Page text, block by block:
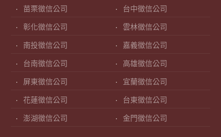
苗栗徵信公司 台中徵信公司
彰化徵信公司 雲林徵信公司
南投徵信公司 嘉義徵信公司
台南徵信公司 高雄徵信公司
屏東徵信公司 宜蘭徵信公司
花蓮徵信公司 台東徵信公司
澎湖徵信公司 金門徵信公司